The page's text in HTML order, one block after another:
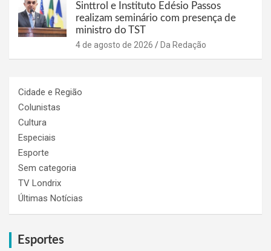
Sinttrol e Instituto Edésio Passos
realizam seminário com presença de
ministro do TST
4 de agosto de 2026 Da Redação
Cidade e Região
Colunistas
Cultura
Especiais
Esporte
Sem categoria
TV Londrix
Últimas Notícias
Esportes